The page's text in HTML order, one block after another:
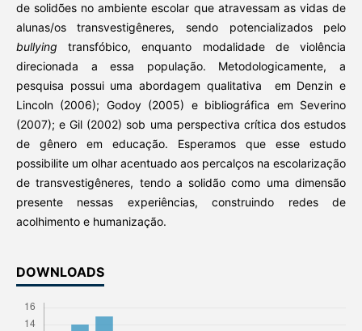
de solidões no ambiente escolar que atravessam as vidas de
alunas/os transvestigêneres, sendo potencializados pelo
bullyingtransfóbico, enquanto modalidade de violência
direcionada a essa população. Metodologicamente, a
pesquisa possui uma abordagem qualitativa em Denzin e
Lincoln (2006); Godoy (2005) e bibliográfica em Severino
(2007); e Gil (2002) sob uma perspectiva crítica dos estudos
de gênero em educação. Esperamos que esse estudo
possibilite um olhar acentuado aos percalços na escolarização
de transvestigêneres, tendo a solidão como uma dimensão
presente nessas experiências, construindo redes de
acolhimento e humanização.
DOWNLOADS